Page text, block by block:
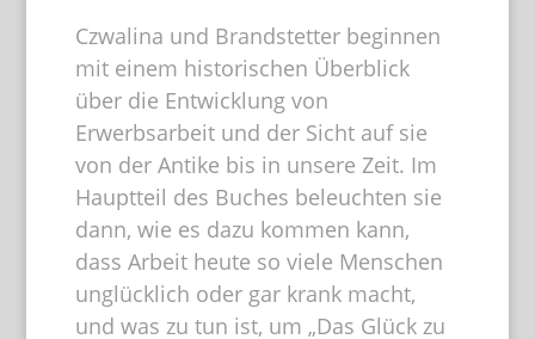
Czwalina und Brandstetter beginnen
mit einem historischen Überblick
über die Entwicklung von
Erwerbsarbeit und der Sicht auf sie
von der Antike bis in unsere Zeit. Im
Hauptteil des Buches beleuchten sie
dann, wie es dazu kommen kann,
dass Arbeit heute so viele Menschen
unglücklich oder gar krank macht,
und was zu tun ist, um „Das Glück zu